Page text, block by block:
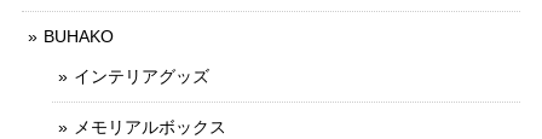
BUHAKO
インテリアグッズ
メモリアルボックス